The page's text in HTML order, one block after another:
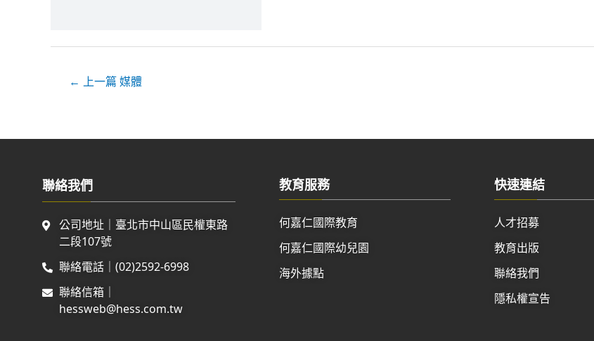
← 上一篇 媒體
聯絡我們
公司地址｜臺北市中山區民權東路
二段107號
聯絡電話｜(02)2592-6998
聯絡信箱｜
hessweb@hess.com.tw
教育服務
何嘉仁國際教育
何嘉仁國際幼兒園
海外據點
快速連結
人才招募
教育出版
聯絡我們
隱私權宣告